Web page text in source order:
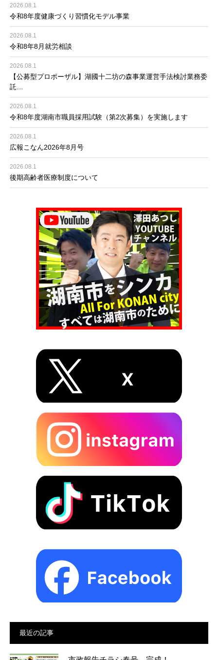
2026.08.1
令和8年度健康づくり習慣化モデル事業
2026.08.1
令和8年8月就労相談
2026.08.1
【公募型プロポーザル】湖國十二坊の森事業運営手法検討業務委
託…
2026.08.1
令和8年度湖南市職員採用試験（第2次募集）を実施します
2026.08.1
広報こなん2026年8月号
2026.08.1
後期高齢者医療制度について
最近の記事